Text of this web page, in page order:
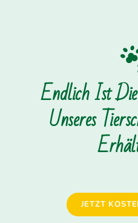
Endlich Ist
Unseres
JETZT